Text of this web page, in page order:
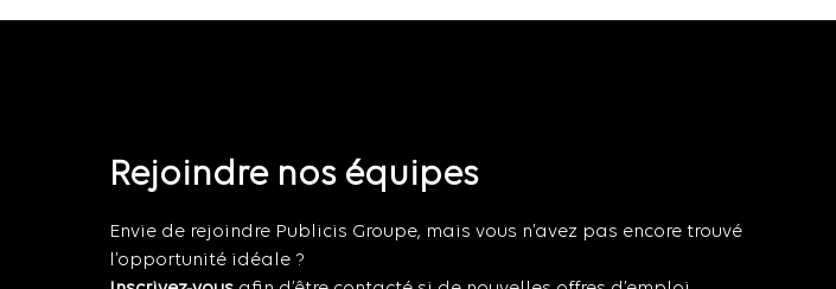
Rejoindre nos équipes
Envie de rejoindre Publicis Groupe, mais vous n’avez pas encore trouvé
l’opportunité idéale ?